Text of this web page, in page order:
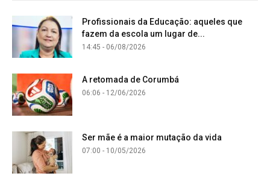
Profissionais da Educação: aqueles que
fazem da escola um lugar de...
14:45 - 06/08/2026
A retomada de Corumbá
06:06 - 12/06/2026
Ser mãe é a maior mutação da vida
07:00 - 10/05/2026